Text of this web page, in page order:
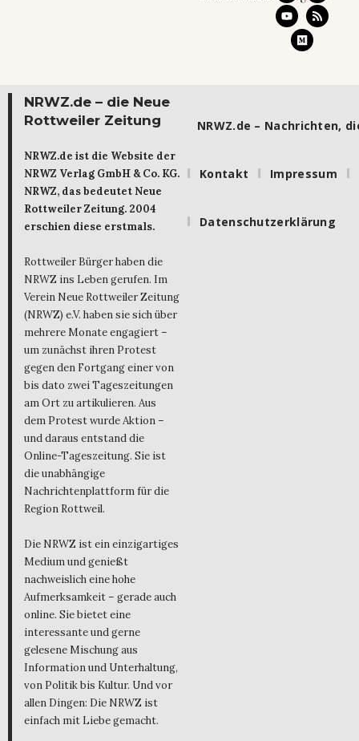
NRWZ.de – die Neue
Rottweiler Zeitung
NRWZ.de ist die Website der
NRWZ Verlag GmbH & Co. KG.
NRWZ, das bedeutet Neue
Rottweiler Zeitung. 2004
erschien diese erstmals.
Rottweiler Bürger haben die
NRWZ ins Leben gerufen. Im
Verein Neue Rottweiler Zeitung
(NRWZ) e.V. haben sie sich über
mehrere Monate engagiert –
um zunächst ihren Protest
gegen den Fortgang einer von
bis dato zwei Tageszeitungen
am Ort zu artikulieren. Aus
dem Protest wurde Aktion –
und daraus entstand die
Online-Tageszeitung. Sie ist
die unabhängige
Nachrichtenplattform für die
Region Rottweil.
Die NRWZ ist ein einzigartiges
Medium und genießt
nachweislich eine hohe
Aufmerksamkeit – gerade auch
online. Sie bietet eine
interessante und gerne
gelesene Mischung aus
Information und Unterhaltung,
von Politik bis Kultur. Und vor
allen Dingen: Die NRWZ ist
einfach mit Liebe gemacht.
NRWZ.de – Nachrichten,
Kontakt Impressum
Datenschutzerklärung